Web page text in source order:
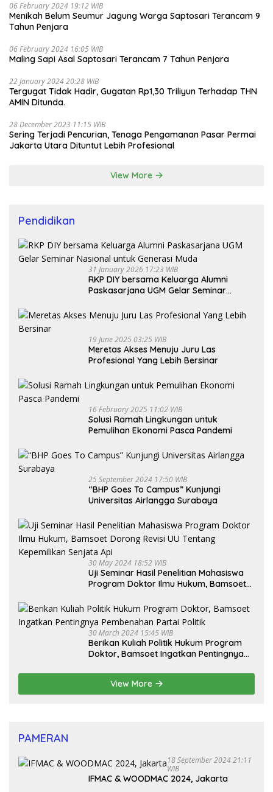
06 February 2024 19:12 WIB
Menikah Belum Seumur Jagung Warga Saptosari Terancam 9
Tahun Penjara
06 February 2024 16:05 WIB
Maling Sapi Asal Saptosari Terancam 7 Tahun Penjara
22 January 2024 20:28 WIB
Tergugat Tidak Hadir, Gugatan Rp1,30 Triliyun Terhadap THN
AMIN Ditunda.
28 December 2023 11:15 WIB
Sering Terjadi Pencurian, Tenaga Pengamanan Pasar Permai
Jakarta Utara Dituntut Lebih Profesional
View More
Pendidikan
31 January 2026 17:23 WIB
RKP DIY bersama Keluarga Alumni
Paskasarjana UGM Gelar Seminar
19 June 2025 03:25 WIB
Meretas Akses Menuju Juru Las
Profesional Yang Lebih Bersinar
16 February 2025 11:02 WIB
Solusi Ramah Lingkungan untuk
Pemulihan Ekonomi Pasca Pandemi
25 September 2024 17:50 WIB
“BHP Goes To Campus” Kunjungi
Universitas Airlangga Surabaya
30 May 2024 18:52 WIB
Uji Seminar Hasil Penelitian Mahasiswa
Program Doktor Ilmu Hukum, Bamsoet
Senjata Api
30 March 2024 15:45 WIB
Berikan Kuliah Politik Hukum Program
Doktor, Bamsoet Ingatkan Pentingnya
View More
PAMERAN
18 September 2024 21:11
WIB
IFMAC & WOODMAC 2024, Jakarta